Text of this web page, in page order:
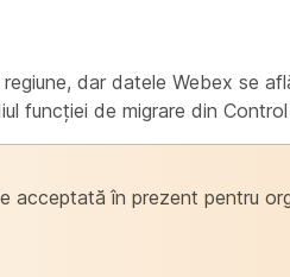
dar datele Webex se
funcției de migrare din
acceptată în prezent pentru